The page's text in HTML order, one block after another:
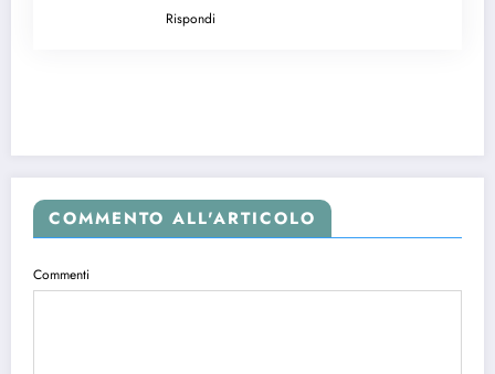
Rispondi
COMMENTO ALL'ARTICOLO
Commenti